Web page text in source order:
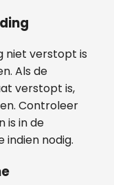
niet verstopt is
Als de
verstopt is,
Controleer
is in de
indien nodig.